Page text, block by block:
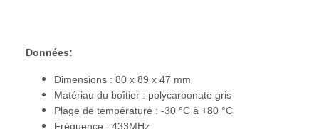
Données:
Dimensions : 80 x 89 x 47 mm
Matériau du boîtier : polycarbonate gris
Plage de température : -30 °C à +80 °C
Fréquence : 433MHz